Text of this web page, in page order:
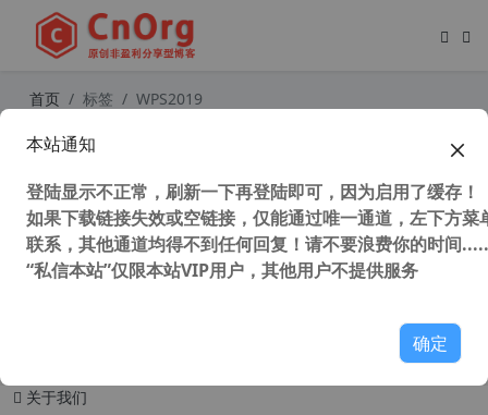
首页 标签 WPS2019
支持winxp办公软件 WPS2019 v11.1.
告不强制升级
关于我们
本站通知
登陆显示不正常，刷新一下再登陆即可，因为启用了缓存！
如果下载链接失效或空链接，仅能通过唯一通道，左下方菜
联系，其他通道均得不到任何回复！请不要浪费你的时间
“私信本站”仅限本站VIP用户，其他用户不提供服务
确定